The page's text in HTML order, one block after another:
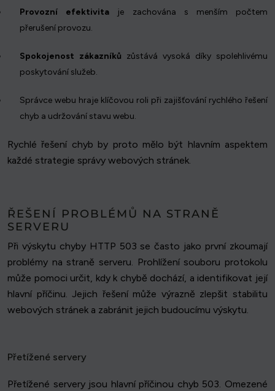
Provozní efektivita je zachována s menším počtem
přerušení provozu.
Spokojenost zákazníků zůstává vysoká díky spolehlivému
poskytování služeb.
Správce webu hraje klíčovou roli při zajišťování rychlého řešení
chyb a udržování stavu webu.
Rychlé řešení chyb by proto mělo být hlavním aspektem
každé strategie správy webových stránek.
ŘEŠENÍ PROBLÉMŮ NA STRANĚ
SERVERU
Při výskytu chyby HTTP 503 se často jako první zkoumají
problémy na straně serveru. Prohlížení souboru protokolu
může pomoci určit, kdy k chybě dochází, a identifikovat její
hlavní příčinu. Jejich řešení může výrazně zlepšit stabilitu
webových stránek a zabránit jejich budoucímu výskytu.
Přetížené servery
Přetížené servery jsou hlavní příčinou chyb 503. Omezené